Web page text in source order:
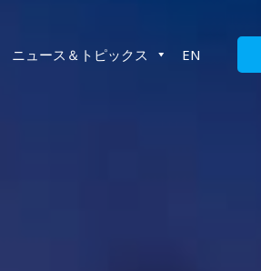
ニュース＆トピックス EN